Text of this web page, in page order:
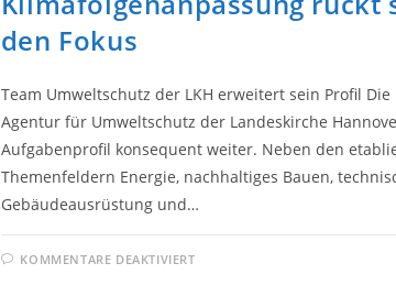
den Fokus
Team Umweltschutz der LKH erweitert sein Profil Die
Agentur für Umweltschutz der Landeskirche
Aufgabenprofil konsequent weiter. Neben den
Themenfeldern Energie, nachhaltiges Bauen,
Gebäudeausrüstung und…
KOMMENTARE DEAKTIVIERTFÜR